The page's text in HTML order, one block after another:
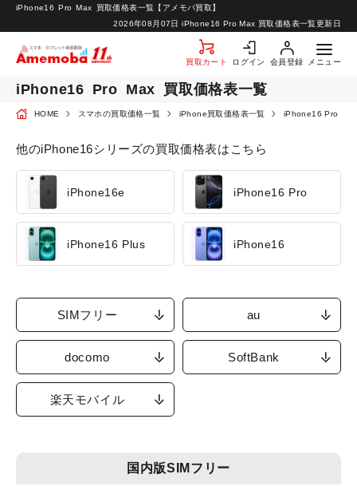
2026年08月07日 iPhone16 Pro Max 買取価格表一覧更新日
iPhone16 Pro Max 買取価格表一覧【アメモバ買取】
買取カート ログイン 会員登録 メニュー
お問い合わせ
iPhone16 Pro Max 買取価格表一覧
HOME スマホの買取価格一覧 iPhone買取価格表一覧 iPhone16 Pro
他のiPhone16シリーズの買取価格表はこちら
iPhone16e iPhone16 Pro
iPhone16 Plus iPhone16
SIMフリー au
docomo SoftBank
楽天モバイル
国内版SIMフリー